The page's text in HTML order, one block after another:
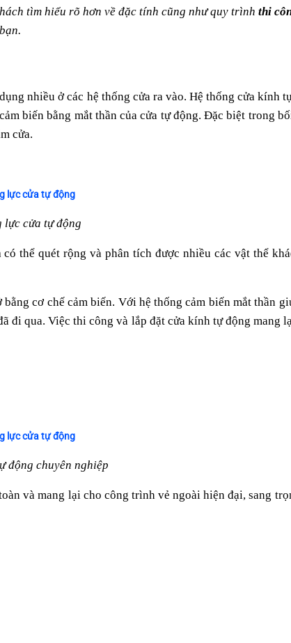
tìm hiểu rõ hơn về đặc tính cũng như quy trình thi
nhiều ở các hệ thống cửa ra vào. Hệ thống cửa kính
biến bằng mắt thần của cửa tự động. Đặc biệt trong
cửa.
lực cửa tự động
thể quét rộng và phân tích được nhiều các vật thể
cơ chế cảm biến. Với hệ thống cảm biến mắt thần
đi qua. Việc thi công và lắp đặt cửa kính tự động mang
động chuyên nghiệp
và mang lại cho công trình vẻ ngoài hiện đại, sang